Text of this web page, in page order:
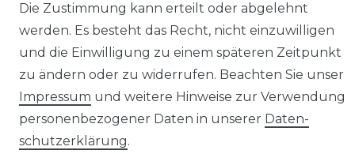
Impressum Daten­schutz­erklärung
AGB Barrierefreiheitserklärung
Die Zustimmung kann erteilt oder abgelehnt
werden. Es besteht das Recht, nicht einzuwilligen
und die Einwilligung zu einem späteren Zeitpunkt
zu ändern oder zu widerrufen. Beachten Sie unser
Impressum und weitere Hinweise zur Verwendung
personenbezogener Daten in unserer Daten­
schutz­erklärung.